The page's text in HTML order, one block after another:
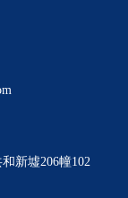
新墟206幢102